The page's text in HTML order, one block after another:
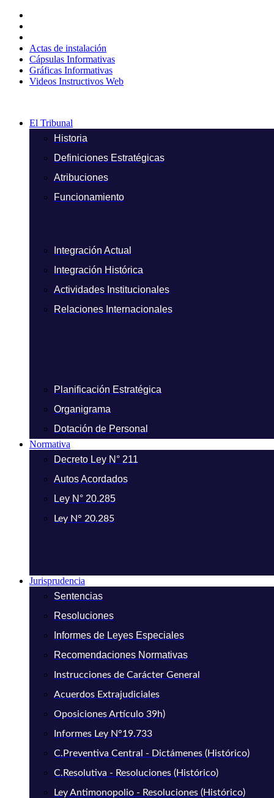
contenido
Actas de instalación
Cápsulas Informativas
Gráficas Informativas
Videos Instructivos Web
El Tribunal
Historia
Definiciones Estratégicas
Atribuciones
Funcionamiento
Integración Actual
Integración Histórica
Actividades Institucionales
Relaciones Internacionales
Planificación Estratégica
Organigrama
Dotación de Personal
Normativa
Decreto Ley N° 211
Autos Acordados
Ley N° 20.285
Ley N° 20.285
Jurisprudencia
Sentencias
Resoluciones
Informes de Leyes Especiales
Recomendaciones Normativas
Instrucciones de Carácter General
Acuerdos Extrajudiciales
Oposiciones Artículo 39h)
Informes Ley N°19.733
C.Preventiva Central - Dictámenes (Histórico)
C.Resolutiva - Resoluciones (Histórico)
Ley Antimonopolio - Resoluciones (Histórico)